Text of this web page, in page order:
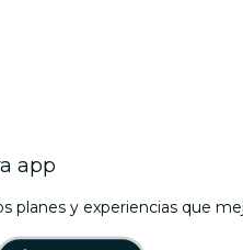
app
planes y experiencias que